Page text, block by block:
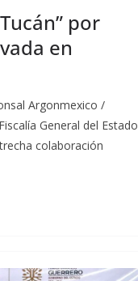
por
en
Argonmexico /
General del Estado
colaboración